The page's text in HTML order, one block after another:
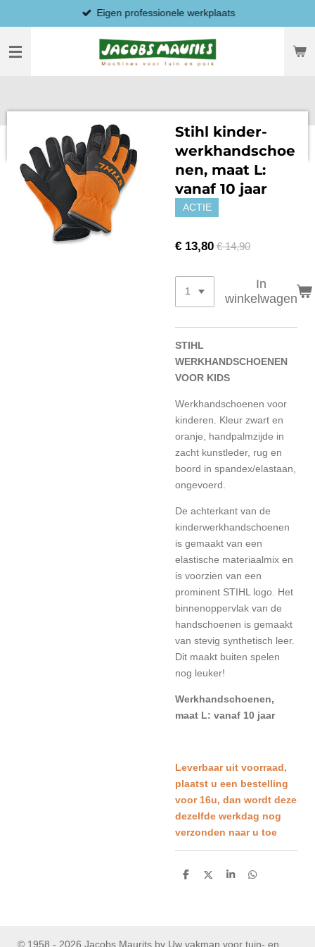
direct
naar
hoofdinhoud
Eigen professionele werkplaats
Stihl kinder-
werkhandschoe
nen, maat L:
vanaf 10 jaar
ACTIE
€ 13,80 € 14,90
In
winkelwagen
STIHL
WERKHANDSCHOENEN
VOOR KIDS
Werkhandschoenen voor
kinderen. Kleur zwart en
oranje, handpalmzijde in
zacht kunstleder, rug en
boord in spandex/elastaan,
ongevoerd.
De achterkant van de
kinderwerkhandschoenen
is gemaakt van een
elastische materiaalmix en
is voorzien van een
prominent STIHL logo. Het
binnenoppervlak van de
handschoenen is gemaakt
van stevig synthetisch leer.
Dit maakt buiten spelen
nog leuker!
Werkhandschoenen,
maat L: vanaf 10 jaar
Leverbaar uit voorraad,
plaatst u een bestelling
voor 16u, dan wordt deze
dezelfde werkdag nog
verzonden naar u toe
D
D
S
D
© 1958 - 2026 Jacobs Maurits bv Uw vakman voor tuin- en